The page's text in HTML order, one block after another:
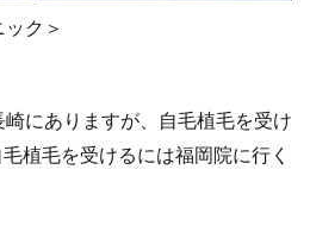
ク＞
にありますが、自毛植毛を受け
植毛を受けるには福岡院に行く